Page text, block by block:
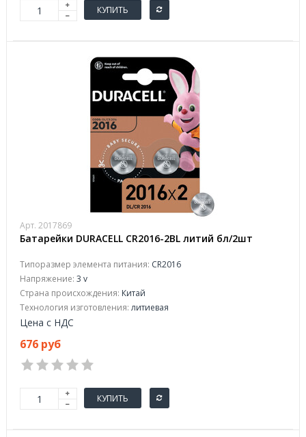
КУПИТЬ
Арт. 2017869
Батарейки DURАCELL CR2016-2BL литий бл/2шт
Типоразмер элемента питания: CR2016
Напряжение: 3 v
Страна происхождения: Китай
Технология изготовления: литиевая
Цена с НДС
676 руб
КУПИТЬ